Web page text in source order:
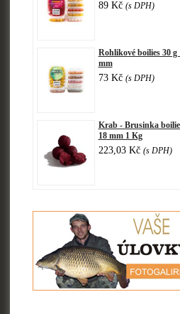
89 Kč (s DPH)
Rohlikové boilies 30 g
mm
73 Kč (s DPH)
Krab - Brusinka
18 mm 1 Kg
223,03 Kč (s DPH)